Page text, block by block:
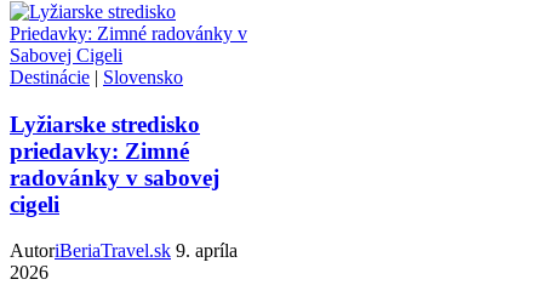
Destinácie | Slovensko
Lyžiarske stredisko
priedavky: Zimné
radovánky v sabovej
cigeli
AutoriBeriaTravel.sk 9. apríla
2026